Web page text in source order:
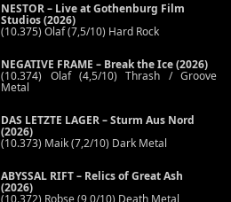
NESTOR – Live at Gothenburg Film
Studios (2026)
(10.375) Olaf (7,5/10) Hard Rock
NEGATIVE FRAME – Break the Ice (2026)
(10.374) Olaf (4,5/10) Thrash / Groove
Metal
DAS LETZTE LAGER – Sturm Aus Nord
(2026)
(10.373) Maik (7,2/10) Dark Metal
ABYSSAL RIFT – Relics of Great Ash
(2026)